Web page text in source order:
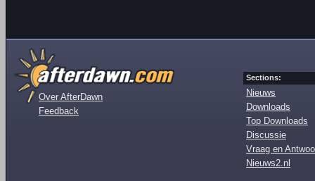
Over AfterDawn
Feedback
Sections:
Nieuws
Downloads
Top Downloads
Discussie
Vraag en
Nieuws2.nl